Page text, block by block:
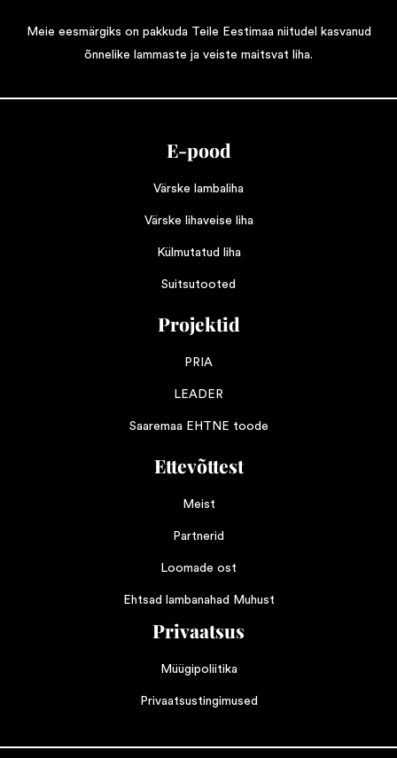
Meie eesmärgiks on pakkuda Teile Eestimaa niitudel kasvanud
õnnelike lammaste ja veiste maitsvat liha.
E-pood
Värske lambaliha
Värske lihaveise liha
Külmutatud liha
Suitsutooted
Projektid
PRIA
LEADER
Saaremaa EHTNE toode
Ettevõttest
Meist
Partnerid
Loomade ost
Ehtsad lambanahad Muhust
Privaatsus
Müügipoliitika
Privaatsustingimused